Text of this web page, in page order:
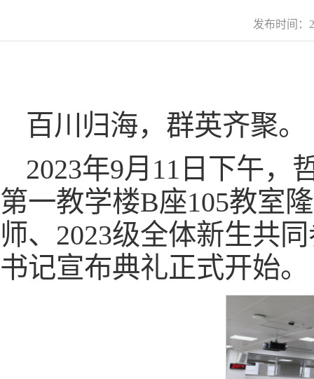
发布时间
百川归海，群英齐聚。
2023年9月11日下午，
第一教学楼B座105教室
师、2023级全体新生共
书记宣布典礼正式开始。